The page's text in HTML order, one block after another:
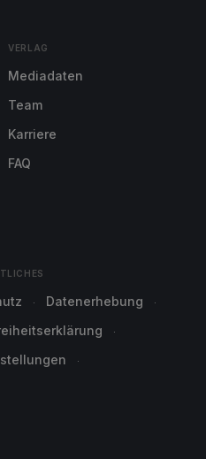
VERLAG
Mediadaten
Team
Karriere
FAQ
Datenerhebung